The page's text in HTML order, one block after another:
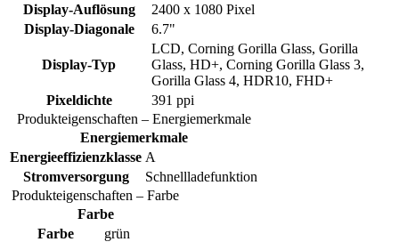
Display-Auflösung
2400 x 1080 Pixel
Display-Diagonale
6.7"
Display-Typ
LCD, Corning Gorilla Glass, Gorilla
Glass, HD+, Corning Gorilla Glass 3,
Gorilla Glass 4, HDR10, FHD+
Pixeldichte
391 ppi
Produkteigenschaften – Energiemerkmale
Energiemerkmale
Energieeffizienzklasse A
Stromversorgung
Schnellladefunktion
Produkteigenschaften – Farbe
Farbe
Farbe
grün